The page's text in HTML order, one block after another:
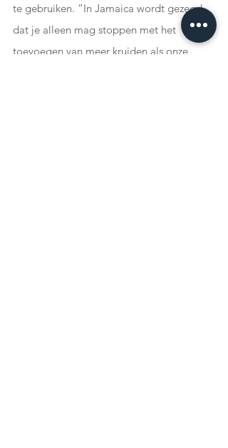
te gebruiken. “In Jamaica wordt gezegd
dat je alleen mag stoppen met het
toevoegen van meer kruiden als onze